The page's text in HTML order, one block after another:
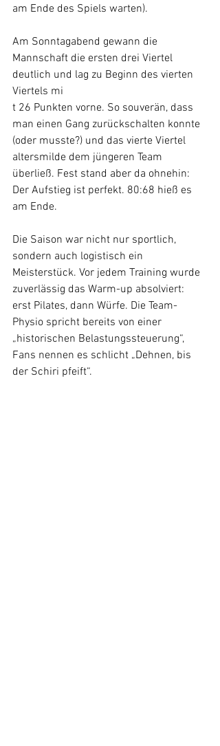
am Ende des Spiels warten).
Am Sonntagabend gewann die
Mannschaft die ersten drei Viertel
deutlich und lag zu Beginn des vierten
Viertels mi
t 26 Punkten vorne. So souverän, dass
man einen Gang zurückschalten konnte
(oder musste?) und das vierte Viertel
altersmilde dem jüngeren Team
überließ. Fest stand aber da ohnehin:
Der Aufstieg ist perfekt. 80:68 hieß es
am Ende.
Die Saison war nicht nur sportlich,
sondern auch logistisch ein
Meisterstück. Vor jedem Training wurde
zuverlässig das Warm-up absolviert:
erst Pilates, dann Würfe. Die Team-
Physio spricht bereits von einer
„historischen Belastungssteuerung“,
Fans nennen es schlicht „Dehnen, bis
der Schiri pfeift“.